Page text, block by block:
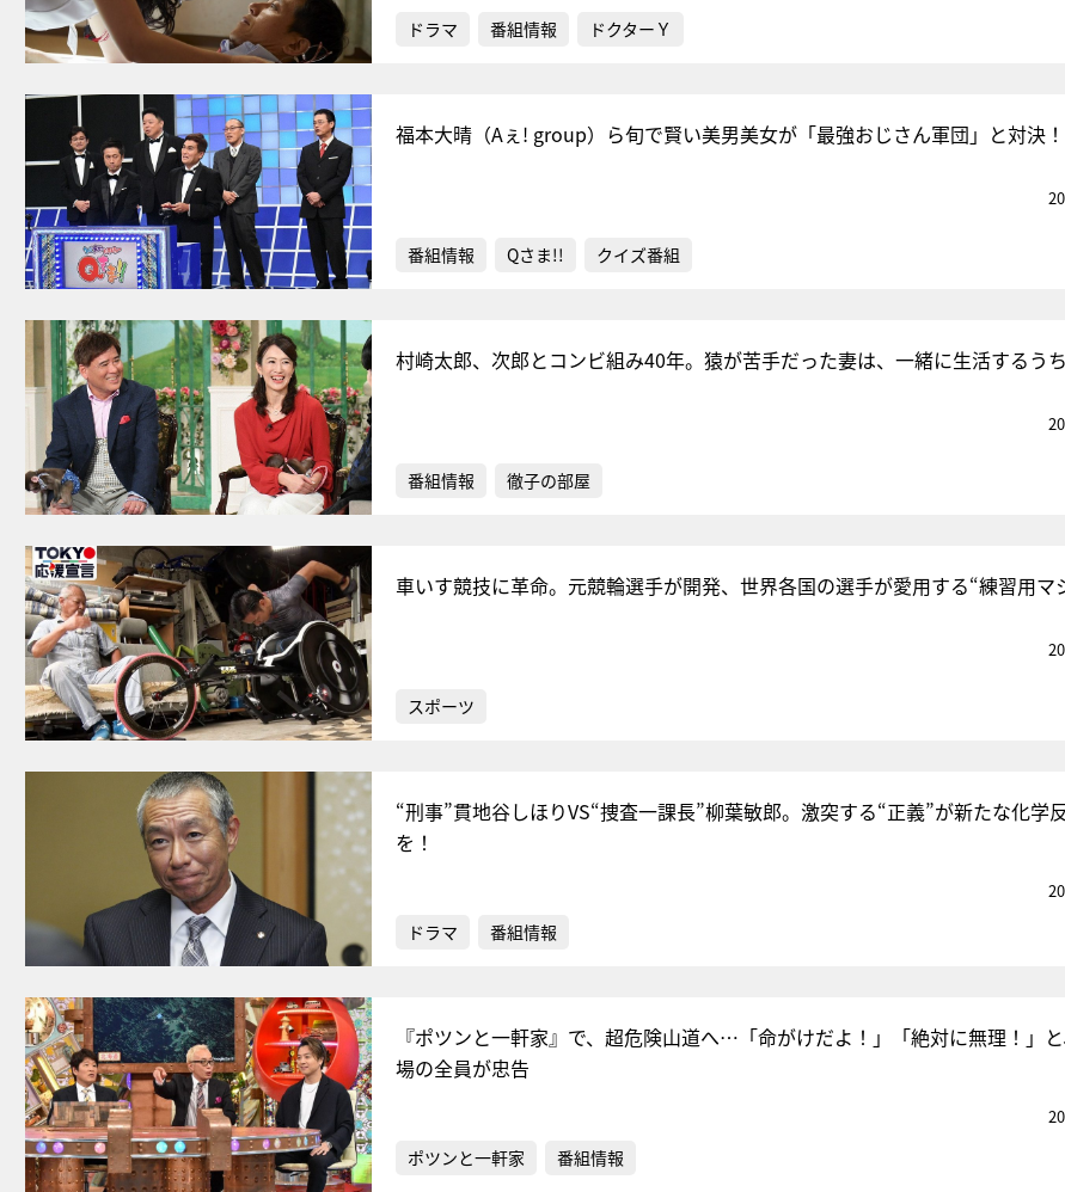
ドラマ 番組情報 ドクターＹ
福本大晴（Aぇ! group）ら旬で賢い美男美女が「最強おじさん軍団」と対決！
番組情報 Qさま!! クイズ番組
村崎太郎、次郎とコンビ組み40年。猿が苦手だった妻は、一緒に生活するう
番組情報 徹子の部屋
車いす競技に革命。元競輪選手が開発、世界各国の選手が愛用する“練習用マ
スポーツ
“刑事”貫地谷しほりVS“捜査一課長”柳葉敏郎。激突する“正義”が新たな化学
を！
ドラマ 番組情報
『ポツンと一軒家』で、超危険山道へ…「命がけだよ！」「絶対に無理！」
場の全員が忠告
ポツンと一軒家 番組情報